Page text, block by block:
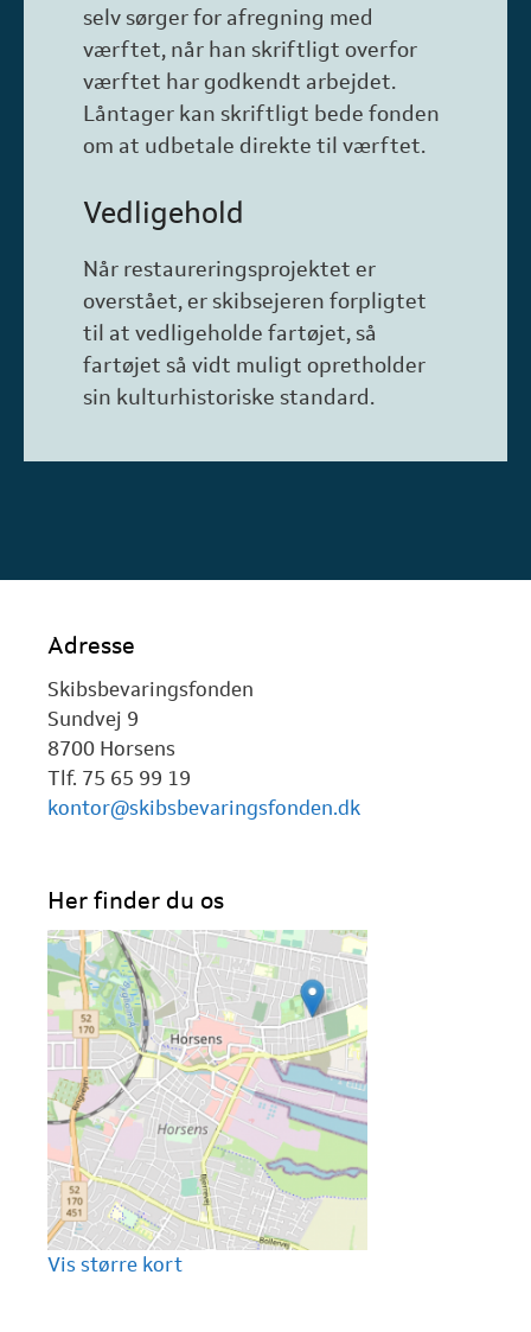
selv sørger for afregning med
værftet, når han skriftligt overfor
værftet har godkendt arbejdet.
Låntager kan skriftligt bede fonden
om at udbetale direkte til værftet.
Vedligehold
Når restaureringsprojektet er
overstået, er skibsejeren forpligtet
til at vedligeholde fartøjet, så
fartøjet så vidt muligt opretholder
sin kulturhistoriske standard.
Adresse
Skibsbevaringsfonden
Sundvej 9
8700 Horsens
Tlf. 75 65 99 19
kontor@skibsbevaringsfonden.dk
Her finder du os
Vis større kort